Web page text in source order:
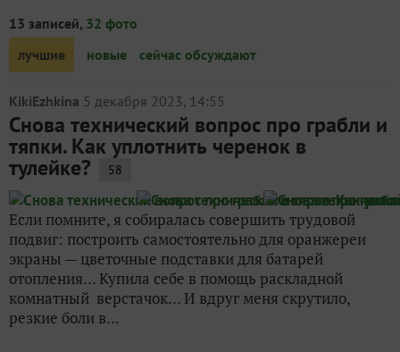
13 записей, 32 фото
лучшие
новые сейчас обсуждают
KikiEzhkina 5 декабря 2023, 14:55
Снова технический вопрос про грабли и
тяпки. Как уплотнить черенок в
тулейке? 58
Если помните, я собиралась совершить трудовой
подвиг: построить самостоятельно для оранжереи
экраны — цветочные подставки для батарей
отопления… Купила себе в помощь раскладной
комнатный верстачок… И вдруг меня скрутило,
резкие боли в...